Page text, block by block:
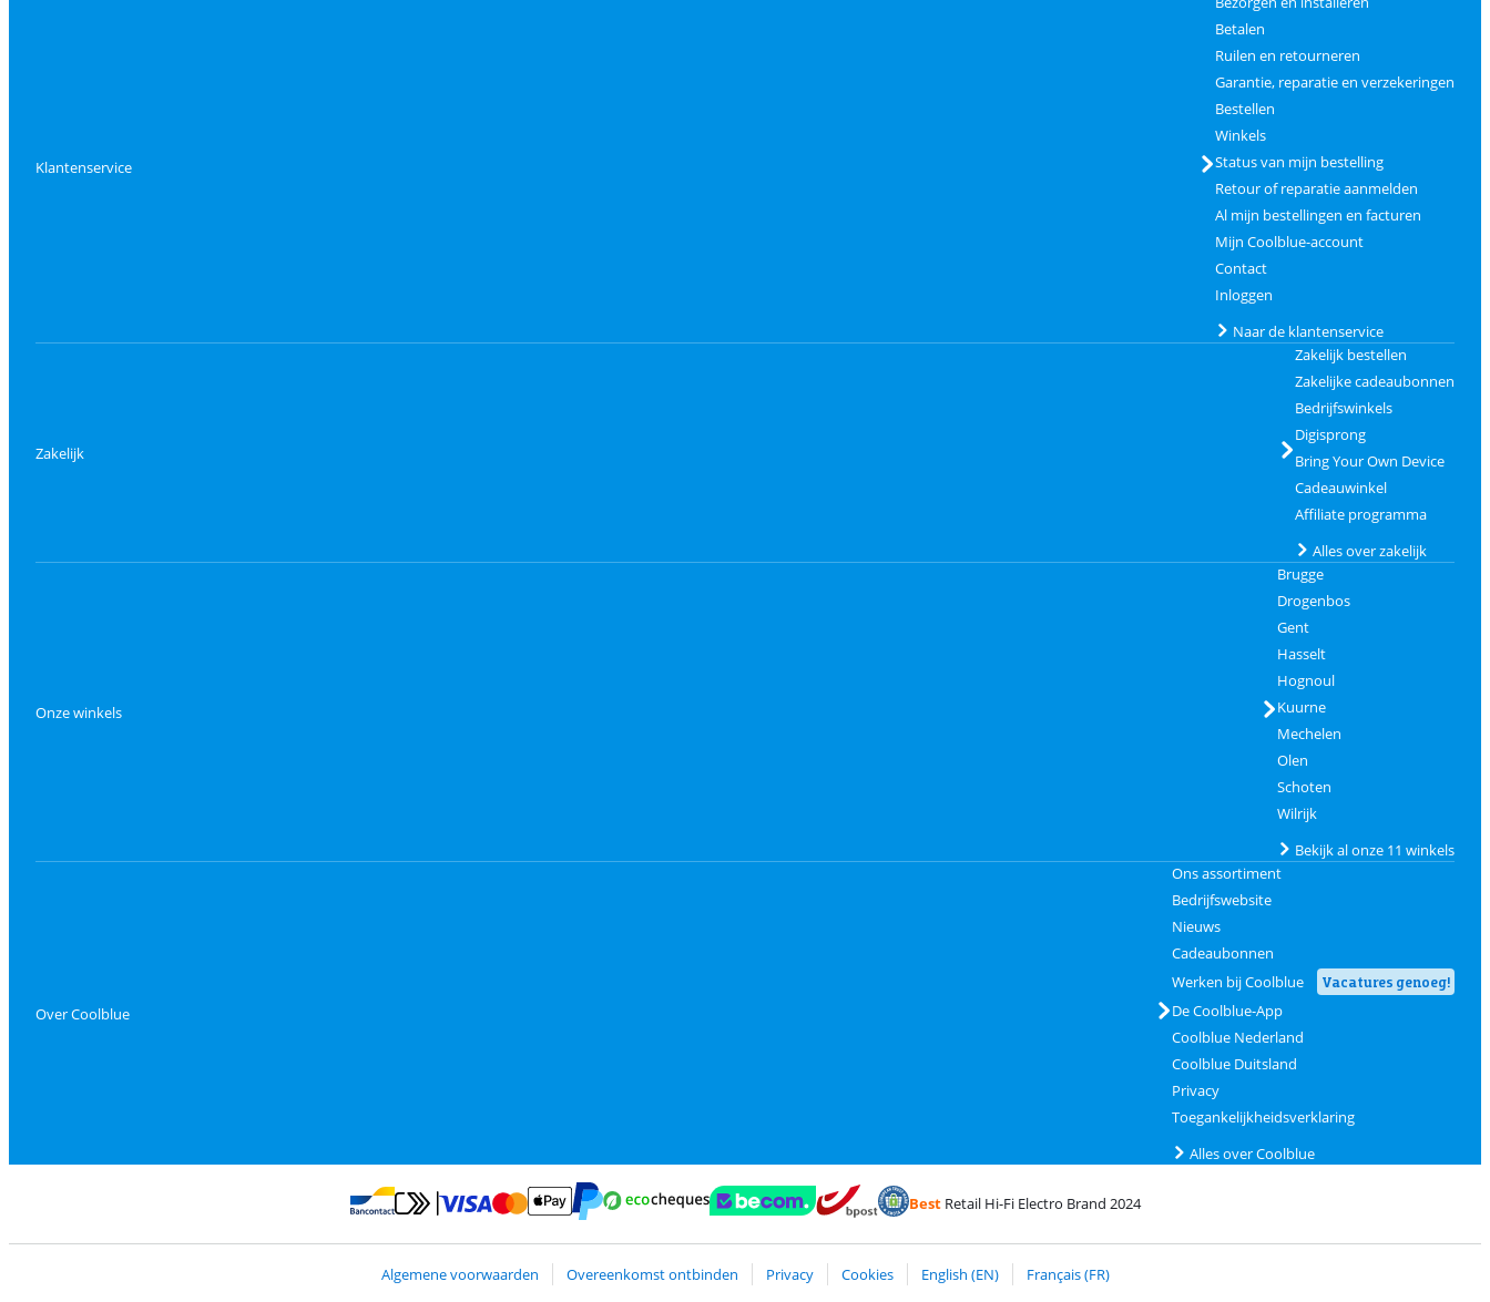
Klantenservice
Betalen
Ruilen en retourneren
Garantie, reparatie en verzekeringen
Bestellen
Winkels
Status van mijn bestelling
Retour of reparatie aanmelden
Al mijn bestellingen en facturen
Mijn Coolblue-account
Contact
Inloggen
Naar de klantenservice
Zakelijk
Zakelijk bestellen
Zakelijke cadeaubonnen
Bedrijfswinkels
Digisprong
Bring Your Own Device
Cadeauwinkel
Affiliate programma
Alles over zakelijk
Onze winkels
Brugge
Drogenbos
Gent
Hasselt
Hognoul
Kuurne
Mechelen
Olen
Schoten
Wilrijk
Bekijk al onze 11 winkels
Over Coolblue
Ons assortiment
Bedrijfswebsite
Nieuws
Cadeaubonnen
Werken bij Coolblue
Vacatures genoeg!
De Coolblue-App
Coolblue Nederland
Coolblue Duitsland
Privacy
Toegankelijkheidsverklaring
Alles over Coolblue
Betalen met MasterCard en Visa via ClickToPay
BestRetail Hi-Fi Electro Brand 2024
Algemene voorwaarden Overeenkomst ontbinden Privacy Cookies English (EN) Français (FR)